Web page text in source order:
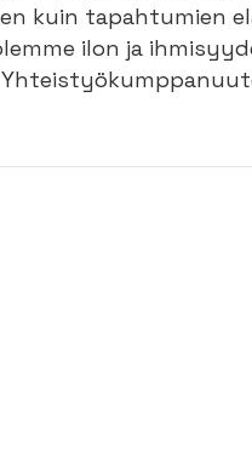
kuin tapahtumien
ilon ja